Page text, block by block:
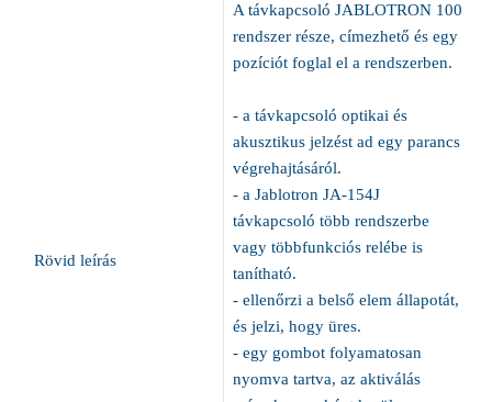
Rövid leírás
A távkapcsoló JABLOTRON 100
rendszer része, címezhető és egy
pozíciót foglal el a rendszerben.
- a távkapcsoló optikai és
akusztikus jelzést ad egy parancs
végrehajtásáról.
- a Jablotron JA-154J
távkapcsoló több rendszerbe
vagy többfunkciós relébe is
tanítható.
- ellenőrzi a belső elem állapotát,
és jelzi, hogy üres.
- egy gombot folyamatosan
nyomva tartva, az aktiválás